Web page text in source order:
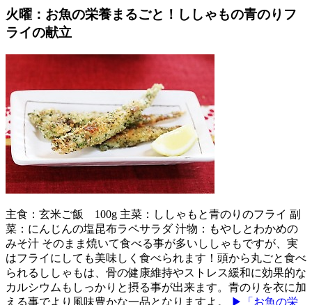
火曜：お魚の栄養まるごと！ししゃもの青のりフ
ライの献立
主食：玄米ご飯 100g 主菜：ししゃもと青のりのフライ 副
菜：にんじんの塩昆布ラペサラダ 汁物：もやしとわかめの
みそ汁 そのまま焼いて食べる事が多いししゃもですが、実
はフライにしても美味しく食べられます！頭から丸ごと食べ
られるししゃもは、骨の健康維持やストレス緩和に効果的な
カルシウムもしっかりと摂る事が出来ます。青のりを衣に加
える事でより風味豊かな一品となりますよ。
▶「お魚の栄